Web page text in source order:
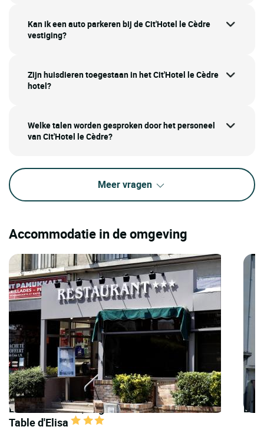
Kan ik een auto parkeren bij de Cit'Hotel le Cèdre
vestiging?
Zijn huisdieren toegestaan in het Cit'Hotel le Cèdre
hotel?
Welke talen worden gesproken door het personeel
van Cit'Hotel le Cèdre?
Meer vragen
Accommodatie in de omgeving
LOGIS HOTELS | Logis Hôtel du Nord Rest. la
Table d'Elisa